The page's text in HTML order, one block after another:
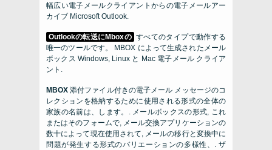
幅広い電子メールクライアントからの電子メールアー
カイブ Microsoft Outlook.
Outlookの転送にMboxの すべてのタイプで動作する
唯一のツールです。
MBOX によって生成されたメール
ボックスWindows, Linux と Mac電子メール クライア
ント.
MBOX 添付ファイル付きの電子メール メッセージのコ
レクションを格納するために使用される形式の全体の
家族の名前は、します。. メールボックスの形式, これ
またはそのフォームで, メール交換アプリケーションの
数十によって現在使用されて, メールの移行と変換中に
問題が発生する形式のバリエーションの多様性、. ザ